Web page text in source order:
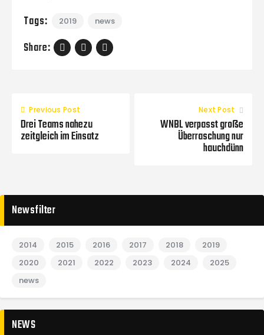
Tags: 2019 news
Share:
Previous Post
Drei Teams nahezu
zeitgleich im Einsatz
Next Post
WNBL verpasst große
Überraschung nur
hauchdünn
Newsfilter
2014 2015 2016 2017 2018
2019
2020
2021 2022 2023 2024
2025
news
NEWS